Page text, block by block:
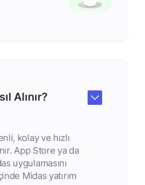
Alınır?
kolay ve hızlı
App Store ya da
uygulamasını
Midas yatırım